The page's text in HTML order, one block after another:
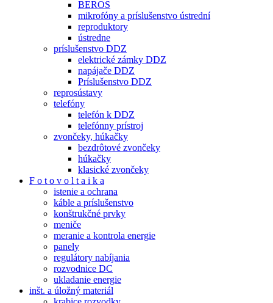
BEROS
mikrofóny a príslušenstvo ústrední
reproduktory
ústredne
príslušenstvo DDZ
elektrické zámky DDZ
napájače DDZ
Príslušenstvo DDZ
reprosústavy
telefóny
telefón k DDZ
telefónny prístroj
zvončeky, húkačky
bezdrôtové zvončeky
húkačky
klasické zvončeky
F o t o v o l t a i k a
istenie a ochrana
káble a príslušenstvo
konštrukčné prvky
meniče
meranie a kontrola energie
panely
regulátory nabíjania
rozvodnice DC
ukladanie energie
inšt. a úložný materiál